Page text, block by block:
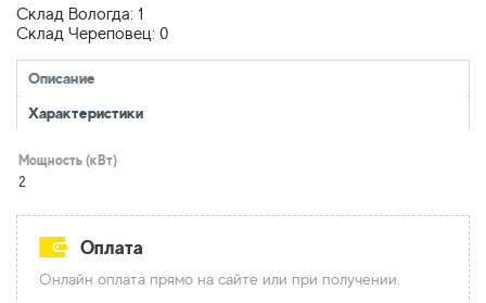
Склад Вологда: 1
Склад Череповец: 0
Описание
Характеристики
Мощность (кВт)
2
Оплата
Онлайн оплата прямо на сайте или при получении.